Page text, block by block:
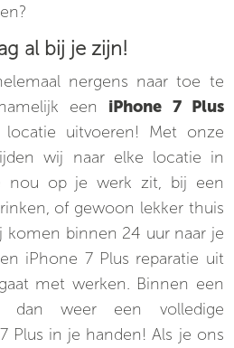
al bij je zijn!
nergens naar toe te
een iPhone 7 Plus
uitvoeren! Met onze
wij naar elke locatie in
nou op je werk zit, bij een
of gewoon lekker thuis
komen binnen 24 uur naar je
iPhone 7 Plus reparatie uit
met werken. Binnen een
weer een volledige
Plus in je handen! Als je ons